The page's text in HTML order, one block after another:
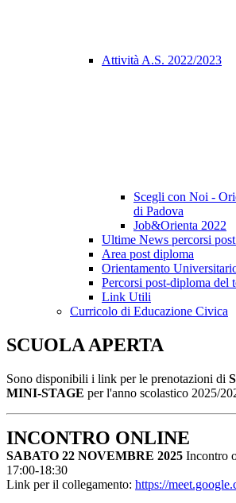
Attività A.S. 2022/2023
Scegli con Noi -
di Padova
Job&Orienta 2022
Ultime News percorsi
Area post diploma
Orientamento
Percorsi post-diploma del
Link Utili
Curricolo di Educazione Civica
SCUOLA APERTA
Sono disponibili i link per le prenotazioni di
MINI-STAGE per l'anno scolastico 2025/
INCONTRO ONLINE
SABATO 22 NOVEMBRE 2025 Incontro
17:00-18:30
Link per il collegamento: https://